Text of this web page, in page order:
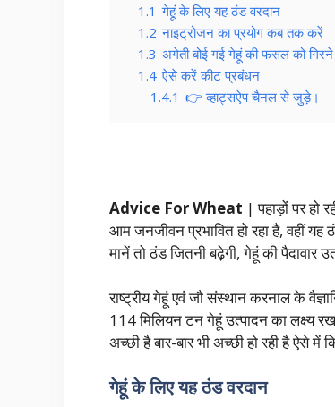
1.1 गेहूं के लिए यह ठंड वरदान
1.2 नाइट्रोजन का प्रयोग कब तक करें
1.3 अगेती बोई गई गेहूं की फसल को
1.4 ऐसे करें कीट प्रबंधन
1.4.1 👉 व्हाट्सऐप चैनल से जुड़े।
Advice For Wheat | पहाड़ों पर हो
आम जनजीवन प्रभावित हो रहा है, वहीं यह
मानें तो ठंड जितनी बढ़ेगी, गेहूं की पैदावार
राष्ट्रीय गेहूं एवं जौ संस्थान करनाल के
114 मिलियन टन गेहूं उत्पादन का लक्ष्य
अच्छी है बार-बार भी अच्छी हो रही है ऐसे
गेहूं के लिए यह ठंड वरदान